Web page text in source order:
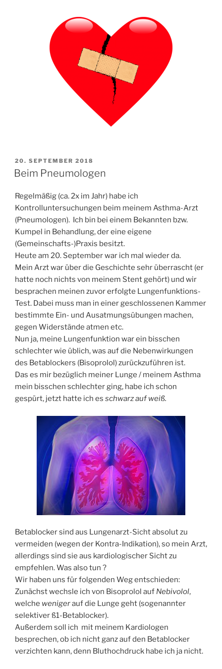
VERÖFFENTLICHT
AM
20. SEPTEMBER 2018
Beim Pneumologen
Regelmäßig (ca. 2x im Jahr) habe ich
Kontrolluntersuchungen beim meinem Asthma-Arzt
(Pneumologen). Ich bin bei einem Bekannten bzw.
Kumpel in Behandlung, der eine eigene
(Gemeinschafts-)Praxis besitzt.
Heute am 20. September war ich mal wieder da.
Mein Arzt war über die Geschichte sehr überrascht (er
hatte noch nichts von meinem Stent gehört) und wir
besprachen meinen zuvor erfolgte Lungenfunktions-
Test. Dabei muss man in einer geschlossenen Kammer
bestimmte Ein- und Ausatmungsübungen machen,
gegen Widerstände atmen etc.
Nun ja, meine Lungenfunktion war ein bisschen
schlechter wie üblich, was auf die Nebenwirkungen
des Betablockers (Bisoprolol) zurückzuführen ist.
Das es mir bezüglich meiner Lunge / meinem Asthma
mein bisschen schlechter ging, habe ich schon
gespürt, jetzt hatte ich es schwarz auf weiß.
Betablocker sind aus Lungenarzt-Sicht absolut zu
vermeiden (wegen der Kontra-Indikation), so mein Arzt,
allerdings sind sie aus kardiologischer Sicht zu
empfehlen. Was also tun ?
Wir haben uns für folgenden Weg entschieden:
Zunächst wechsle ich von Bisoprolol auf Nebivolol,
welche wenigerauf die Lunge geht (sogenannter
selektiver ß1-Betablocker).
Außerdem soll ich mit meinem Kardiologen
besprechen, ob ich nicht ganz auf den Betablocker
verzichten kann, denn Bluthochdruck habe ich ja nicht.